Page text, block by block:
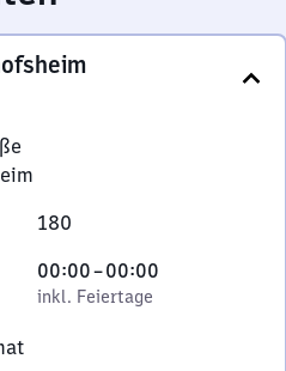
180
00:00–00:00
Von
0
inkl. Feiertage